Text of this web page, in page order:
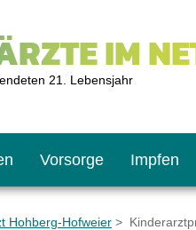
IM
21. Lebensjahr
Vorsorge Impfen
Hohberg-Hofweier >